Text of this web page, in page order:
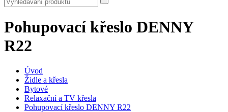
Pohupovací křeslo DENNY
R22
Úvod
Židle a křesla
Bytové
Relaxační a TV křesla
Pohupovací křeslo DENNY R22